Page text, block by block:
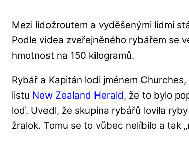
Mezi lidožroutem a vyděšenými lidmi
Podle videa zveřejněného rybářem se
hmotnost na 150 kilogramů.
Rybář a Kapitán lodi jménem
listu New Zealand Herald, že to bylo
loď. Uvedl, že skupina rybářů lovila
žralok. Tomu se to vůbec nelíbilo a tak